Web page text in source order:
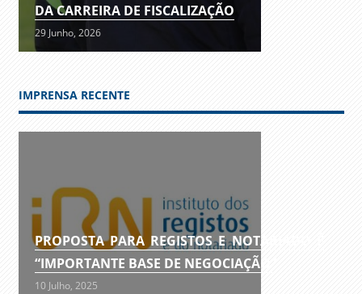
DA CARREIRA DE FISCALIZAÇÃO
29 Junho, 2026
IMPRENSA RECENTE
PROPOSTA PARA REGISTOS E NOTARIADO É
“IMPORTANTE BASE DE NEGOCIAÇÃO”
10 Julho, 2025